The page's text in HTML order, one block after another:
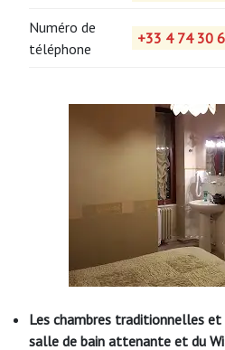
Numéro de
téléphone
+33 4 74 30
Les chambres traditionnelles et
salle de bain attenante et du